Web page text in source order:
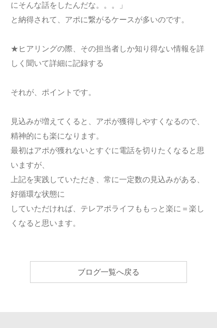
にそんな話をしたんだな。。。」
と納得されて、アポに繋がるケースが多いのです。
★ヒアリングの際、その担当者しか知り得ない情報を詳
しく聞いて詳細に記録する
それが、ポイントです。
見込みが増えてくると、アポが獲得しやすくなるので、
精神的にも楽になります。
最初はアポが獲れないとすぐに電話を切りたくなると思
いますが、
上記を実践していただき、常に一定数の見込みがある、
好循環な状態に
していただければ、テレアポライフももっと楽に＝楽し
くなると思います。
ブログ一覧へ戻る